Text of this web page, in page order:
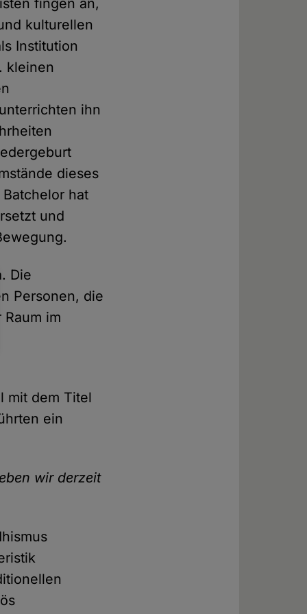
fingen an,
kulturellen
Institution
kleinen
ihn
dieses
hat
und
Die
Personen, die
im
mit dem Titel
ein
wir derzeit